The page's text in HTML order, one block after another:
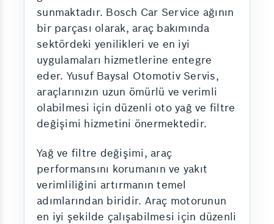
sunmaktadır. Bosch Car Service ağının
bir parçası olarak, araç bakımında
sektördeki yenilikleri ve en iyi
uygulamaları hizmetlerine entegre
eder. Yusuf Baysal Otomotiv Servis,
araçlarınızın uzun ömürlü ve verimli
olabilmesi için düzenli oto yağ ve filtre
değişimi hizmetini önermektedir.
Yağ ve filtre değişimi, araç
performansını korumanın ve yakıt
verimliliğini artırmanın temel
adımlarından biridir. Araç motorunun
en iyi şekilde çalışabilmesi için düzenli